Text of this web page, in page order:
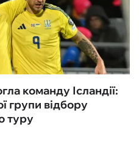
команду Ісландії:
групи відбору
туру